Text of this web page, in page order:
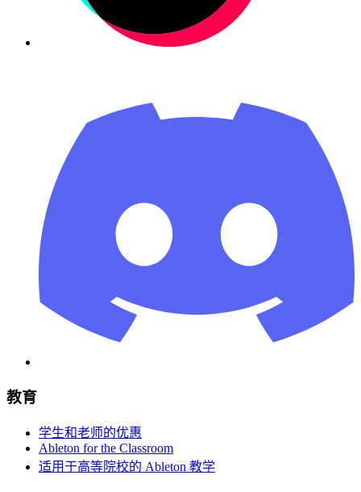
教育
学生和老师的优惠
Ableton for the Classroom
适用于高等院校的 Ableton 教学